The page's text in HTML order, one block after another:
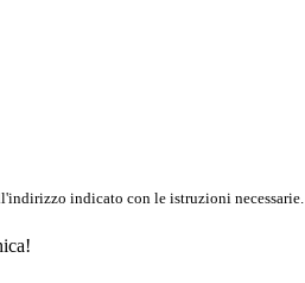
indicato con le istruzioni necessarie.